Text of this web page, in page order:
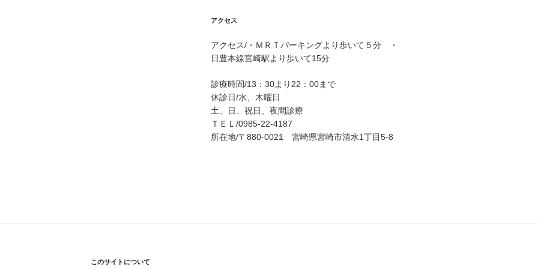
アクセス
アクセス/・ＭＲＴパーキングより歩いて５分 ・
日豊本線宮崎駅より歩いて15分
診療時間/13：30より22：00まで
休診日/水、木曜日
土、日、祝日、夜間診療
ＴＥＬ/0985-22-4187
所在地/〒880-0021 宮崎県宮崎市清水1丁目5-8
このサイトについて